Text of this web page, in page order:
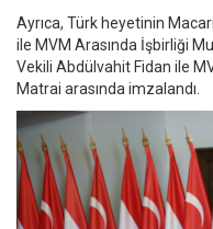
Ayrıca, Türk heyetinin
ile MVM Arasında İşbirliği
Vekili Abdülvahit Fidan ile
Matrai arasında imzalandı.